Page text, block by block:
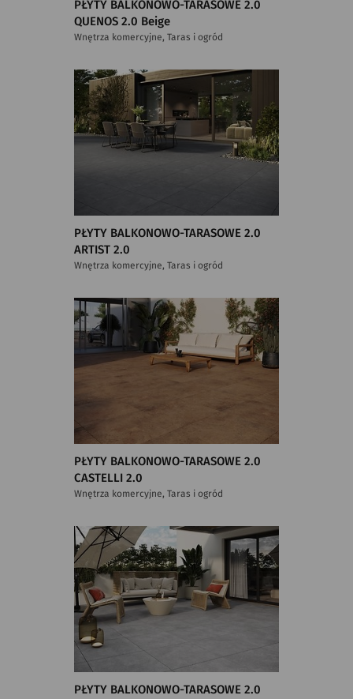
PŁYTY BALKONOWO-TARASOWE 2.0
QUENOS 2.0 Beige
Wnętrza komercyjne, Taras i ogród
PŁYTY BALKONOWO-TARASOWE 2.0
ARTIST 2.0
Wnętrza komercyjne, Taras i ogród
PŁYTY BALKONOWO-TARASOWE 2.0
CASTELLI 2.0
Wnętrza komercyjne, Taras i ogród
PŁYTY BALKONOWO-TARASOWE 2.0